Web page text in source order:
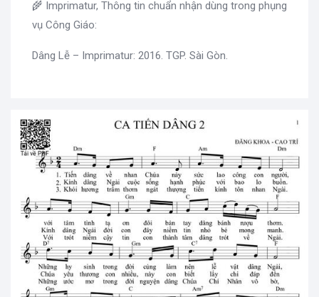
🌾 Imprimatur, Thông tin chuẩn nhận dùng trong phụng
vụ Công Giáo:
Dâng Lễ – Imprimatur: 2016. TGP. Sài Gòn.